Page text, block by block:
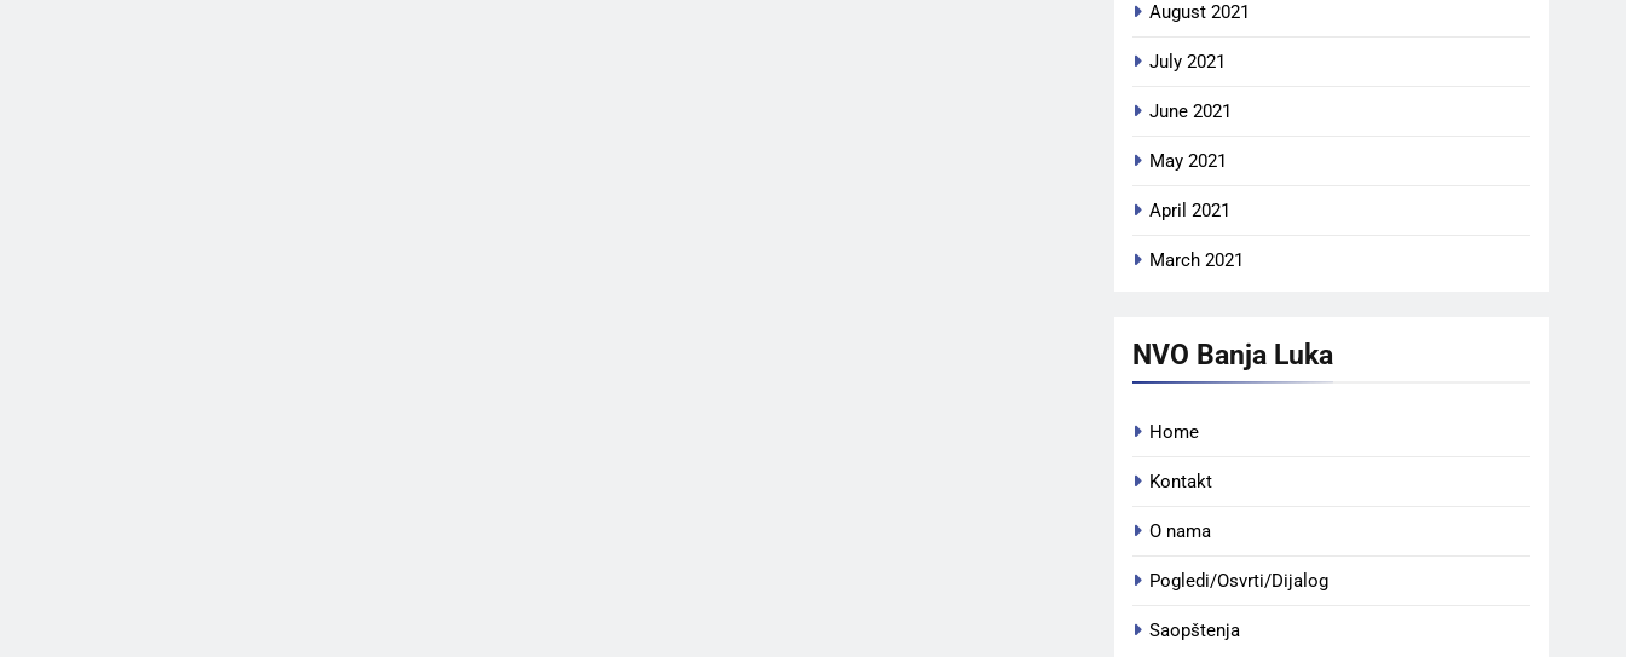
August 2021
July 2021
June 2021
May 2021
April 2021
March 2021
NVO Banja Luka
Home
Kontakt
O nama
Pogledi/Osvrti/Dijalog
Saopštenja